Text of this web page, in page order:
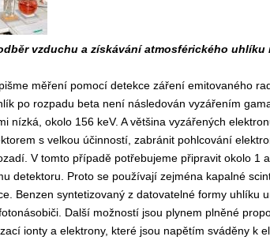
vzduchu a získávání atmosférického uhlíku
měření pomocí detekce záření emitovaného
po rozpadu beta není následován vyzářením
nízká, okolo 156 keV. A většina vyzářených
s velkou účinností, zabránit pohlcování
V tomto případě potřebujeme připravit okolo
detektoru. Proto se používají zejména kapalné
Benzen syntetizovaný z datovatelné formy uhlíku
Další možností jsou plynem plněné
ionty a elektrony, které jsou napětím sváděny k